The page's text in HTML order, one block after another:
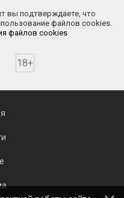
вы подтверждаете, что
файлов cookies.
файлов cookies
18+